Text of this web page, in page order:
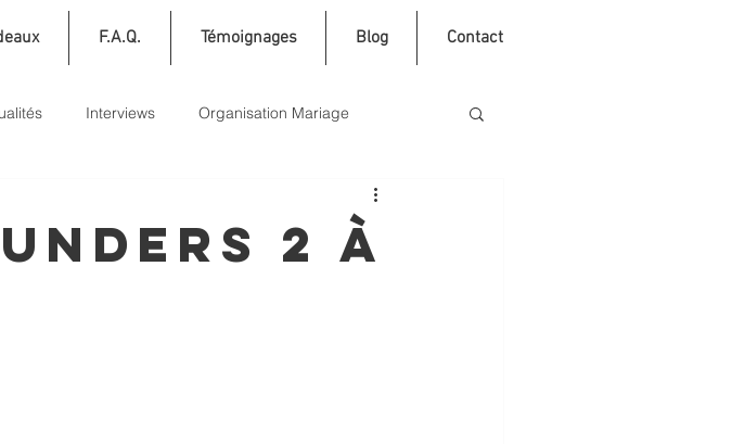
F.A.Q. Témoignages Blog Contact
Interviews Organisation Mariage
2 À